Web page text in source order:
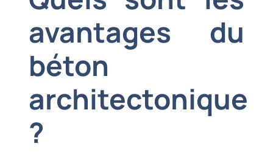
avantages du
béton
architectonique
?